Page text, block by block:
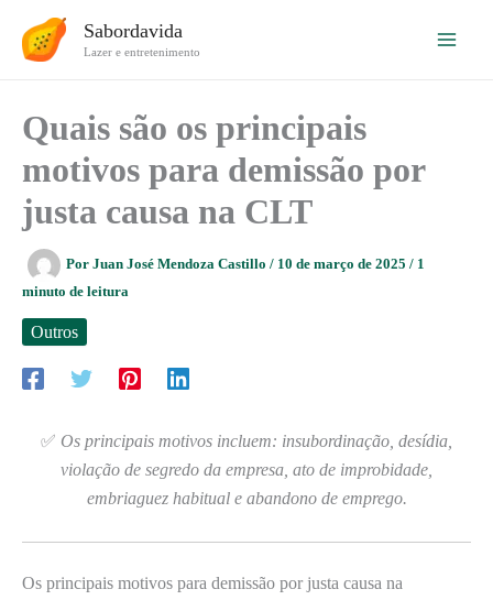
para
Sabordavida
Lazer e entretenimento
Quais são os principais
motivos para demissão por
justa causa na CLT
Por Juan José Mendoza Castillo / 10 de março de 2025 / 1
minuto de leitura
Outros
✅ Os principais motivos incluem: insubordinação, desídia,
violação de segredo da empresa, ato de improbidade,
embriaguez habitual e abandono de emprego.
Os principais motivos para demissão por justa causa na